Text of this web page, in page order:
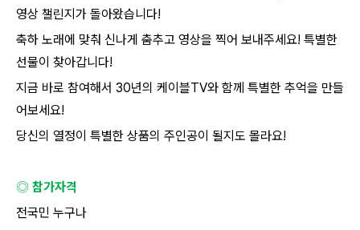
영상 챌린지가 돌아왔습니다!
축하 노래에 맞춰 신나게 춤추고 영상을 찍어 보내주세요! 특별한
선물이 찾아갑니다!
지금 바로 참여해서 30년의 케이블TV와 함께 특별한 추억을 만들
어보세요!
당신의 열정이 특별한 상품의 주인공이 될지도 몰라요!
◎ 참가자격
전국민 누구나